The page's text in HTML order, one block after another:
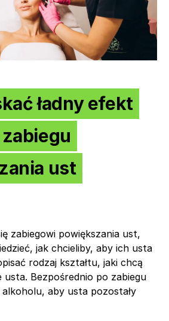
ładny efekt
ust
zabiegowi powiększania ust,
jak chcieliby, aby ich usta
rodzaj kształtu, jaki chcą
usta. Bezpośrednio po zabiegu
aby usta pozostały